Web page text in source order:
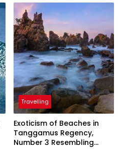
President
Travelling
Exoticism of Beaches in
Tanggamus Regency,
Number 3 Resembling